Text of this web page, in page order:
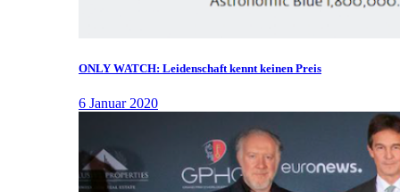
ONLY WATCH: Leidenschaft kennt keinen Preis
6 Januar 2020